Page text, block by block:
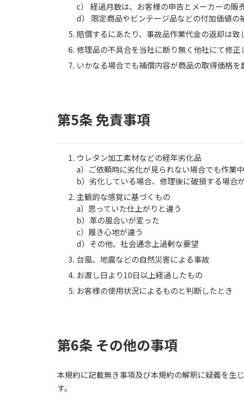
c） 経過月数は、お客様の申告とメーカーの販
d） 限定商品やビンテージ品などの付加価値
賠償するにあたり、事故品作業代金の返却は致
修理品の不具合を当社に断り無く他社にて修
いかなる場合でも補償内容が商品の取得価格を
第5条 免責事項
ウレタン加工素材などの経年劣化品
a）ご依頼時に劣化が見られない場合でも作業
b）劣化している場合、修理後に破損する場合が
主観的な感覚に基づくもの
a）思っていた仕上がりと違う
b）革の風合いが変った
c）履き心地が違う
d）その他、社会通念上過剰な要望
台風、地震などの自然災害による事故
お渡し日より10日以上経過したもの
お客様の使用状況によるものと判断したとき
第6条 その他の事項
本規約に記載無き事項及び本規約の解釈に疑義を生
す。